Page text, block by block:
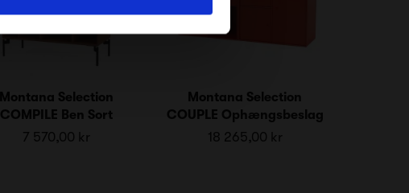
Montana Selection
COMPILE Ben Sort
7 570,00 kr
Montana Selection
COUPLE Ophængsbeslag
18 265,00 kr